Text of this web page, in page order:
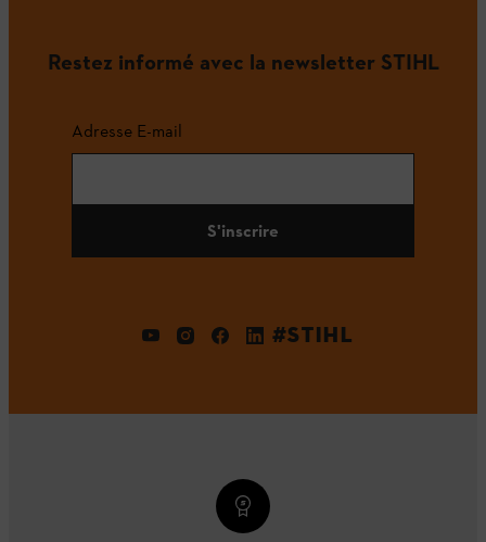
Restez informé avec la newsletter STIHL
Adresse E-mail
S'inscrire
#STIHL